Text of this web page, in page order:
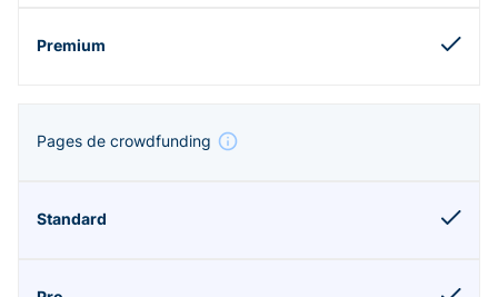
Pages de crowdfunding